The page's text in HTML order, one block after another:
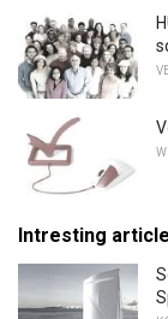
Intresting